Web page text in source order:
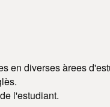
en diverses àrees
l'estudiant.